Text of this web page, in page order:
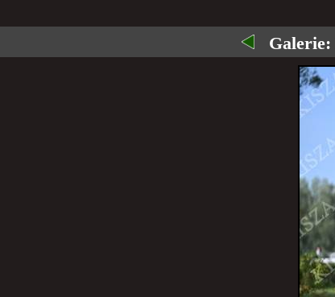
Galerie: